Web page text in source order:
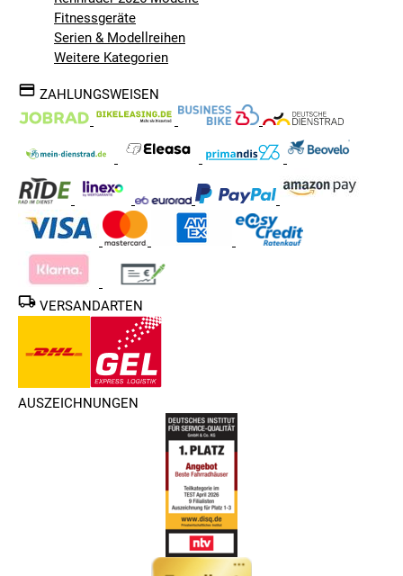
Fitnessgeräte
Serien & Modellreihen
Weitere Kategorien
ZAHLUNGSWEISEN
VERSANDARTEN
AUSZEICHNUNGEN